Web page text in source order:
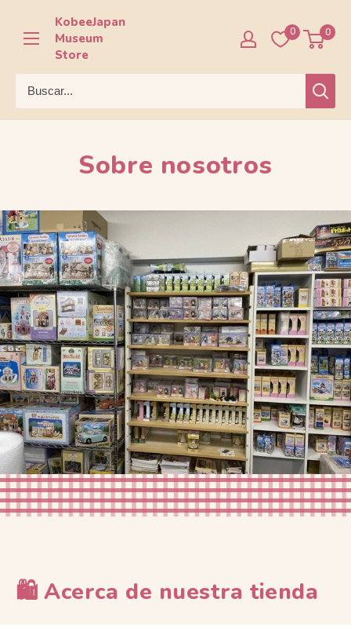
directamente
contenido
KobeeJapan
Museum
Store
0 0
Sobre nosotros
🛍 Acerca de nuestra tienda